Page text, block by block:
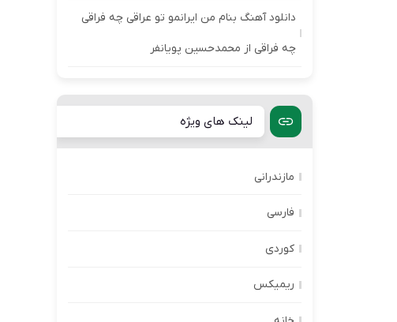
دانلود آهنگ بنام من ایرانمو تو عراقی چه فراقی
چه فراقی از محمدحسین پویانفر
لینک های ویژه
مازندرانی
فارسی
کوردی
ریمیکس